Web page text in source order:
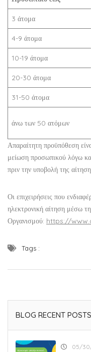
3 άτομα
4-9 άτομα
10-19 άτομα
20-30 άτομα
31-50 άτομα
άνω των 50 ατόμων
Απαραίτητη προϋπόθεση
μείωση προσωπικού λόγω
πριν την υποβολή της
Οι επιχειρήσεις που
ηλεκτρονική αίτηση μέσω
Οργανισμού: https://
Tags :
BLOG RECENT POSTS
05/